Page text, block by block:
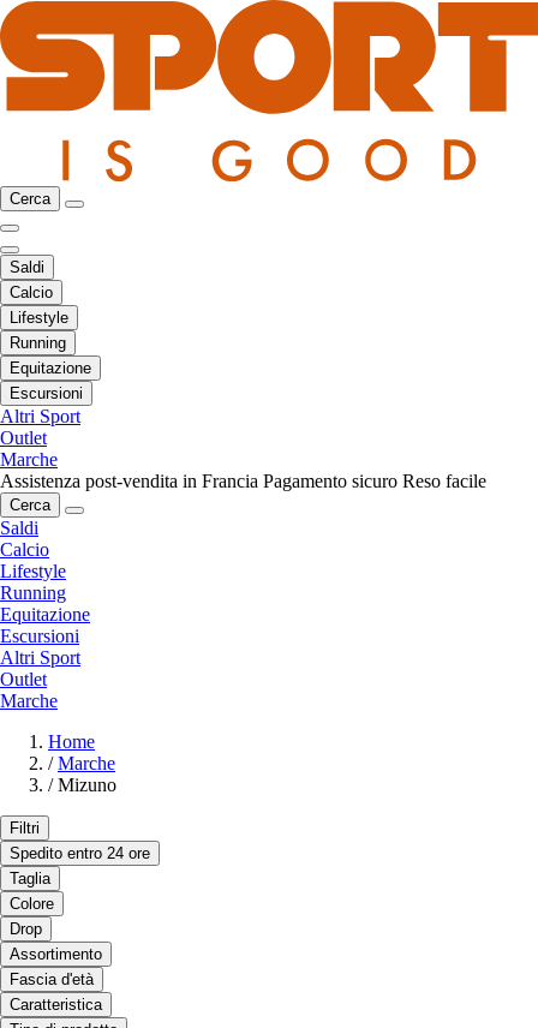
Cerca
Saldi
Calcio
Lifestyle
Running
Equitazione
Escursioni
Altri Sport
Outlet
Marche
Assistenza post-vendita in Francia Pagamento sicuro Reso facile
Cerca
Saldi
Calcio
Lifestyle
Running
Equitazione
Escursioni
Altri Sport
Outlet
Marche
Home
/ Marche
/ Mizuno
Filtri
Spedito entro 24 ore
Taglia
Colore
Drop
Assortimento
Fascia d'età
Caratteristica